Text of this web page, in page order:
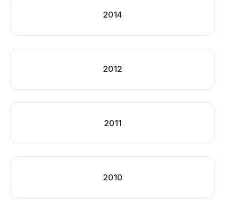
2014
2012
2011
2010